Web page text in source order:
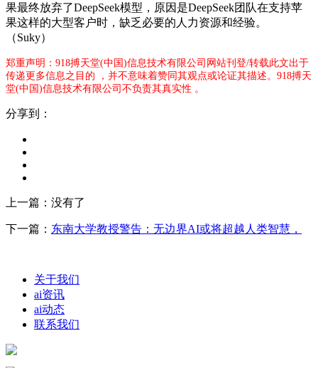
果最终放弃了DeepSeek模型，原因是DeepSeek团队在支持苹
果这样的大型客户时，缺乏必要的人力资源和经验。
（Suky）
郑重声明：918搏天堂(中国)信息技术有限公司网站刊登/转载此文出于
传递更多信息之目的 ，并不意味着赞同其观点或论证其描述。918搏天
堂(中国)信息技术有限公司不负责其真实性 。
分享到：
上一篇：没有了
下一篇： 东南大学教授警告：无边界AI或将超越人类智慧，
关于我们
ai资讯
ai动态
联系我们